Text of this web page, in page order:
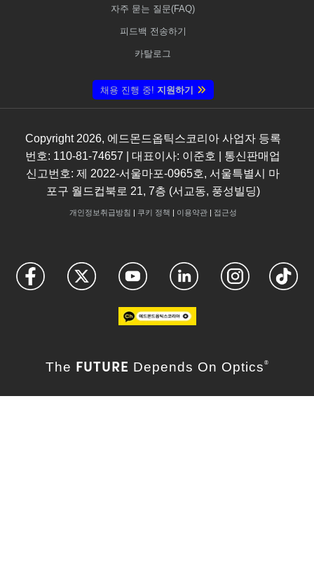
자주 묻는 질문(FAQ)
피드백 전송하기
카탈로그
채용 진행 중! 지원하기
Copyright 2026, 에드몬드옵틱스코리아 사업자 등록
번호: 110-81-74657 | 대표이사: 이준호 | 통신판매업
신고번호: 제 2022-서울마포-0965호, 서울특별시 마
포구 월드컵북로 21, 7층 (서교동, 풍성빌딩)
개인정보취급방침 | 쿠키 정책 | 이용약관| 접근성
The FUTURE Depends On Optics ®